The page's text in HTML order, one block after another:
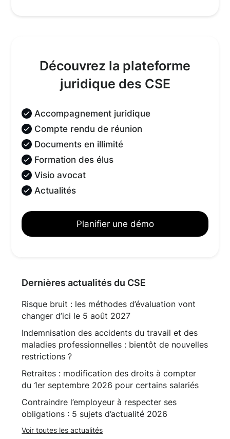
Découvrez la plateforme
juridique des CSE
Accompagnement juridique
Compte rendu de réunion
Documents en illimité
Formation des élus
Visio avocat
Actualités
Planifier une démo
Dernières actualités du CSE
Risque bruit : les méthodes d’évaluation vont
changer d’ici le 5 août 2027
Indemnisation des accidents du travail et des
maladies professionnelles : bientôt de nouvelles
restrictions ?
Retraites : modification des droits à compter
du 1er septembre 2026 pour certains salariés
Contraindre l’employeur à respecter ses
obligations : 5 sujets d’actualité 2026
Voir toutes les actualités